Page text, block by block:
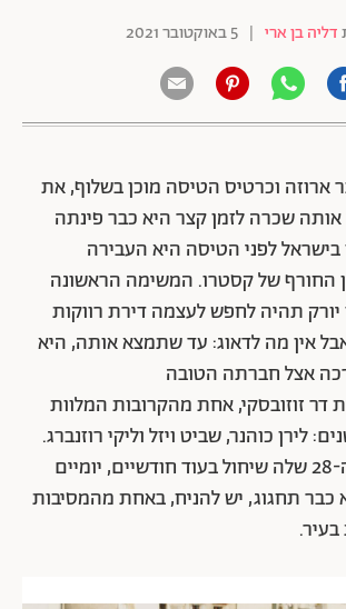
דליה בן ארי | 5 באוקטובר 2021
ארוזה וכרטיס הטיסה מוכן בשלוף, את
אותה שכרה לזמן קצר היא כבר פינתה
בישראל לפני הטיסה היא העבירה
החורף של קסטרו. המשימה הראשונה
יורק תהיה לחפש לעצמה דירת רווקות
אין מה לדאוג: עד שתמצא אותה, היא
אצל חברתה הטובה
דר זוזובסקי, אחת מהקרובות המלוות
לירן כוהנר, שביט ויזל וליקי רוזנברג.
את יום ההולדת ה-28 שלה שיחול בעוד חודשיים, יומיים
כבר תחגוג, יש להניח, באחת מהמסיבות